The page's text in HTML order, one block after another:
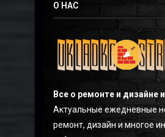
О НАС
Все о ремонте и дизайне
Актуальные ежедневные
ремонт, дизайн и многое